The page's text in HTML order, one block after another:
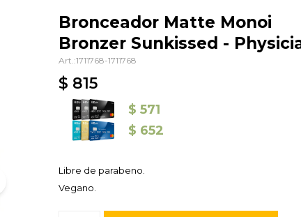
Bronceador Matte Monoi
Bronzer Sunkissed -
1711768-1711768
$ 815
$ 571
$ 652
Libre de parabeno.
Vegano.